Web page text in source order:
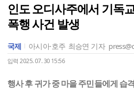
인도 오디사주에서 기독
폭행 사건 발생
국제 아시아·호주 최승연 기자
입력 2025. 07. 30 15:56
행사 후 귀가 중 마을 주민들에게 습